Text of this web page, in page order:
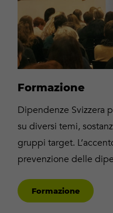
Formazione
Dipendenze Svizzera
su diversi temi,
gruppi target.
prevenzione delle
Formazione